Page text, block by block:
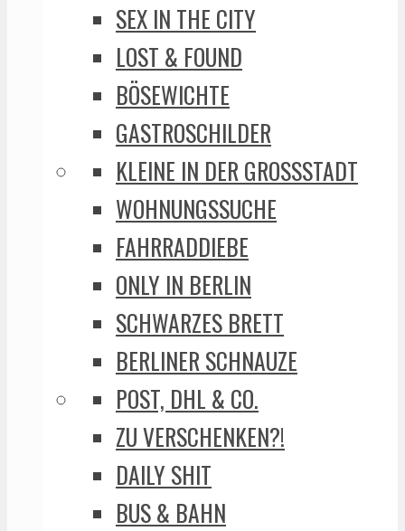
SEX IN THE CITY
LOST & FOUND
BÖSEWICHTE
GASTROSCHILDER
KLEINE IN DER GROSSSTADT
WOHNUNGSSUCHE
FAHRRADDIEBE
ONLY IN BERLIN
SCHWARZES BRETT
BERLINER SCHNAUZE
POST, DHL & CO.
ZU VERSCHENKEN?!
DAILY SHIT
BUS & BAHN